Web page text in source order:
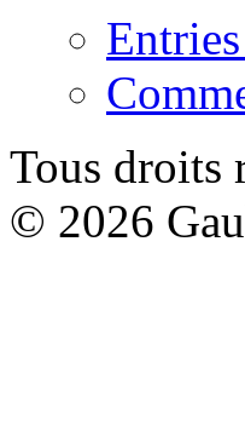
Tous droits
© 2026